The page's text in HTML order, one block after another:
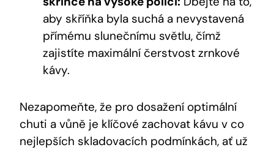
aby skříňka byla suchá a nevystavená
přímému slunečnímu světlu, čímž
zajistíte maximální čerstvost zrnkové
kávy.
Nezapomeňte, že pro dosažení optimální
chuti a vůně je klíčové zachovat kávu v co
nejlepších skladovacích podmínkách, ať už